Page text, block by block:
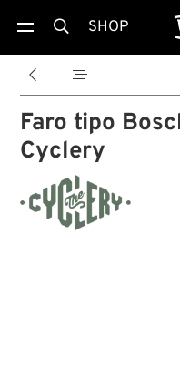
 SHOP
 
Faro tipo
Cyclery